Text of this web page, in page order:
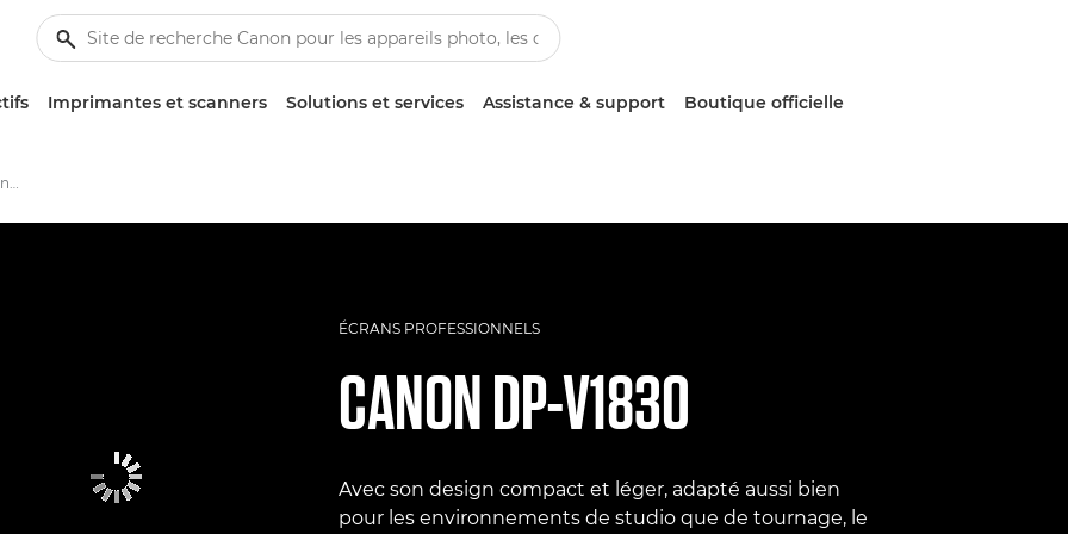
Imprimantes et scanners Solutions et services Assistance & support Boutique officielle
Moniteur professionnel Canon DP-V1830
ÉCRANS PROFESSIONNELS
CANONDP-V1830
Avec son design compact et léger, adapté aussi bien
pour les environnements de studio que de tournage, le